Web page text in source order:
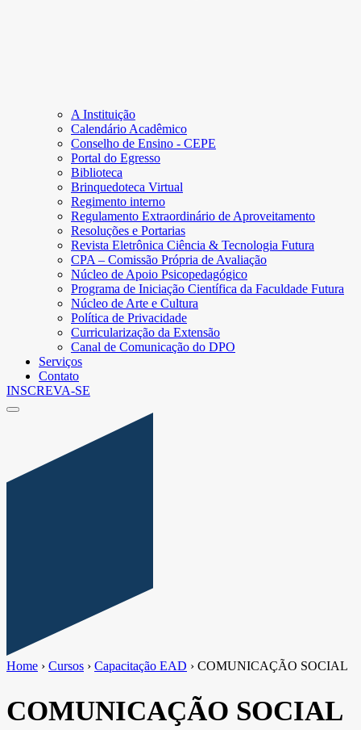
A Instituição
Calendário Acadêmico
Conselho de Ensino - CEPE
Portal do Egresso
Biblioteca
Brinquedoteca Virtual
Regimento interno
Regulamento Extraordinário de Aproveitamento
Resoluções e Portarias
Revista Eletrônica Ciência & Tecnologia Futura
CPA – Comissão Própria de Avaliação
Núcleo de Apoio Psicopedagógico
Programa de Iniciação Científica da Faculdade Futura
Núcleo de Arte e Cultura
Política de Privacidade
Curricularização da Extensão
Canal de Comunicação do DPO
Serviços
Contato
INSCREVA-SE
Home › Cursos › Capacitação EAD › COMUNICAÇÃO SOCIAL
COMUNICAÇÃO SOCIAL